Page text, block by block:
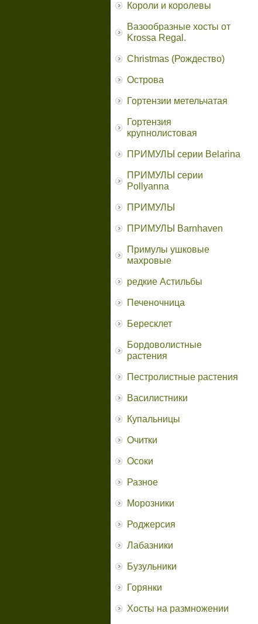
Короли и королевы
Вазообразные хосты от
Krossa Regal.
Christmas (Рождество)
Острова
Гортензии метельчатая
Гортензия
крупнолистовая
ПРИМУЛЫ серии Belarina
ПРИМУЛЫ серии
Pollyanna
ПРИМУЛЫ
ПРИМУЛЫ Barnhaven
Примулы ушковые
махровые
редкие Астильбы
Печеночница
Бересклет
Бордоволистные
растения
Пестролистные растения
Василистники
Купальницы
Очитки
Осоки
Разное
Морозники
Роджерсия
Лабазники
Бузульники
Горянки
Хосты на размножении